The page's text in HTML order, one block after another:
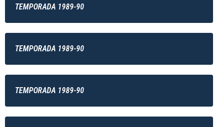
TEMPORADA 1989-90
TEMPORADA 1989-90
TEMPORADA 1989-90